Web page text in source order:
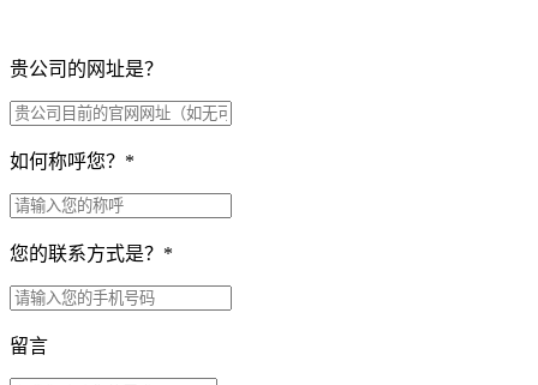
贵公司的网址是？
如何称呼您？ *
您的联系方式是？ *
留言